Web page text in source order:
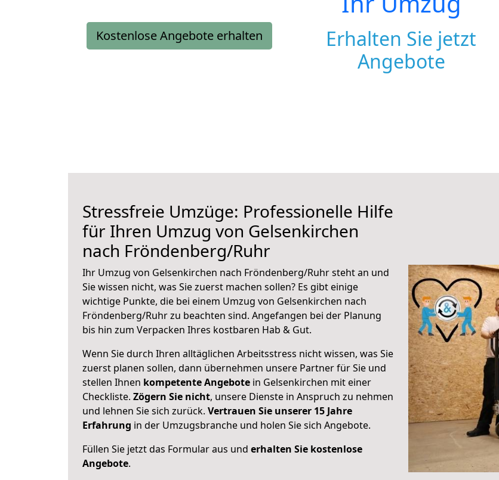
Kostenlose Angebote erhalten
Erhalten Sie jetzt
Angebote
Stressfreie Umzüge: Professionelle Hilfe
für Ihren Umzug von Gelsenkirchen
nach Fröndenberg/Ruhr
Ihr Umzug von Gelsenkirchen nach Fröndenberg/Ruhr steht an und
Sie wissen nicht, was Sie zuerst machen sollen? Es gibt einige
wichtige Punkte, die bei einem Umzug von Gelsenkirchen nach
Fröndenberg/Ruhr zu beachten sind. Angefangen bei der Planung
bis hin zum Verpacken Ihres kostbaren Hab & Gut.
Wenn Sie durch Ihren alltäglichen Arbeitsstress nicht wissen, was Sie
zuerst planen sollen, dann übernehmen unsere Partner für Sie und
stellen Ihnen kompetente Angebote in Gelsenkirchen mit einer
Checkliste. Zögern Sie nicht, unsere Dienste in Anspruch zu nehmen
und lehnen Sie sich zurück. Vertrauen Sie unserer 15 Jahre
Erfahrung in der Umzugsbranche und holen Sie sich Angebote.
Füllen Sie jetzt das Formular aus und erhalten Sie kostenlose
Angebote.